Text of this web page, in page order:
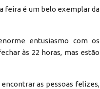
feira é um belo exemplar da
entusiasmo com os
às 22 horas, mas estão
as pessoas felizes,